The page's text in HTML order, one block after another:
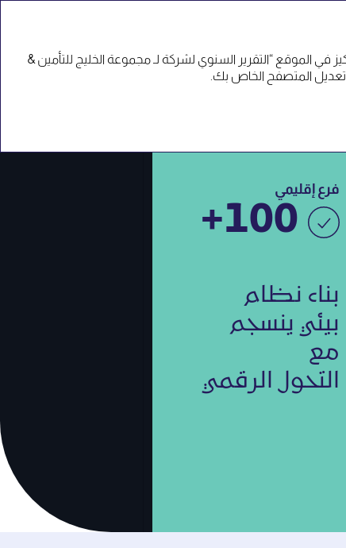
فرع إقليمي
‎+‎100
بناء نظام
بيئي ينسجم
مع
التحول الرقمي
الموقع “التقرير السنوي لشركة لـ مجموعة الخليج للتأمين &